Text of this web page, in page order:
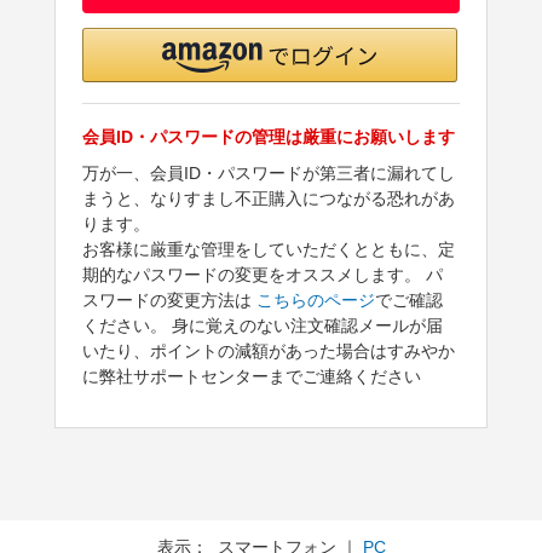
会員ID・パスワードの管理は厳重にお願いします
万が一、会員ID・パスワードが第三者に漏れてし
まうと、なりすまし不正購入につながる恐れがあ
ります。
お客様に厳重な管理をしていただくとともに、定
期的なパスワードの変更をオススメします。 パ
スワードの変更方法は こちらのページでご確認
ください。 身に覚えのない注文確認メールが届
いたり、ポイントの減額があった場合はすみやか
に弊社サポートセンターまでご連絡ください
表示： スマートフォン ｜ PC